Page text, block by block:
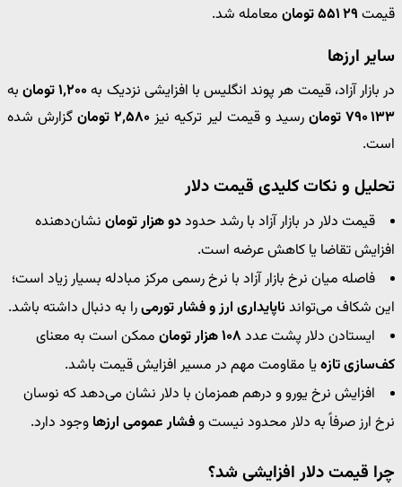
قیمت ۲۹ ۵۵۱ تومان معامله شد.
سایر ارزها
در بازار آزاد، قیمت هر پوند انگلیس با افزایشی نزدیک به۱٬۲۰۰ تومان
به
۱۳۳ ۷۹۰ تومان
رسید و قیمت لیر ترکیه نیز ۲٬۵۸۰ تومان
گزارش شده
است.
تحلیل و نکات کلیدی قیمت دلار
دو هزار تومان نشان‌دهنده
افزایش تقاضا یا کاهش عرضه است.
فاصله میان نرخ بازار آزاد با نرخ رسمی مرکز مبادله بسیار زیاد است؛
این شکاف می‌تواند ناپایداری ارز و فشار تورمیرا به دنبال داشته باشد.
ایستادن دلار پشت عدد۱۰۸ هزار تومان
ممکن است به معنای
کف‌سازی تازهیا مقاومت مهم در مسیر افزایش قیمت باشد.
افزایش نرخ یورو و درهم همزمان با دلار نشان می‌دهد که نوسان
نرخ ارز صرفاً به دلار محدود نیست وفشار عمومی ارزها وجود دارد.
چرا قیمت دلار افزایشی شد؟